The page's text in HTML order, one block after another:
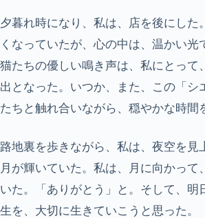
夕暮れ時になり、私は、店を後にした
くなっていたが、心の中は、温かい光
猫たちの優しい鳴き声は、私にとって
出となった。いつか、また、この「シ
たちと触れ合いながら、穏やかな時間
路地裏を歩きながら、私は、夜空を見
月が輝いていた。私は、月に向かって
いた。「ありがとう」と。そして、明
生を、大切に生きていこうと思った。